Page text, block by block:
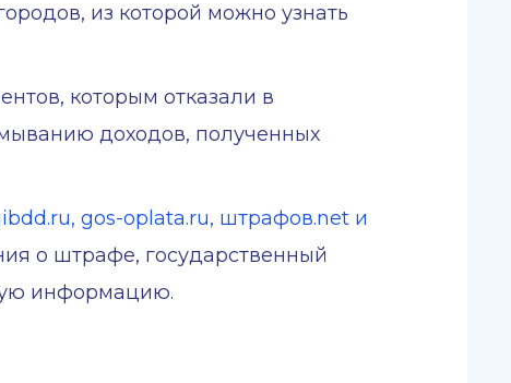
из которой можно узнать
которым отказали в
доходов, полученных
gos-oplata.ru, штрафов.net и
о штрафе, государственный
информацию.